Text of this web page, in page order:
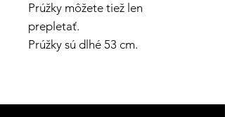
Prúžky môžete tiež len
prepletať.
Prúžky sú dlhé 53 cm.